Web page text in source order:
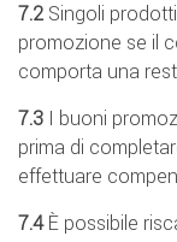
7.2Singoli
promozione se il
comporta una
7.3 I buoni
prima di
effettuare
7.4È possibile